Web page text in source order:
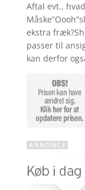
Aftal evt.,
ekstra
passer til
kan derfor